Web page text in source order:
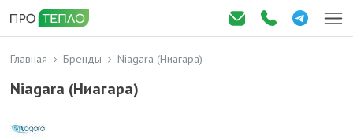
Главная Бренды Niagara (Ниагара)
Niagara (Ниагара)